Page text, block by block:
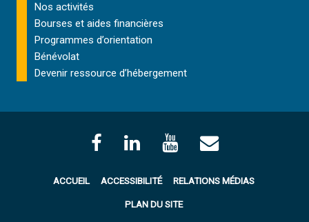
Nos activités
Bourses et aides financières
Programmes d’orientation
Bénévolat
Devenir ressource d’hébergement
ACCUEIL ACCESSIBILITÉ RELATIONS MÉDIAS
PLAN DU SITE